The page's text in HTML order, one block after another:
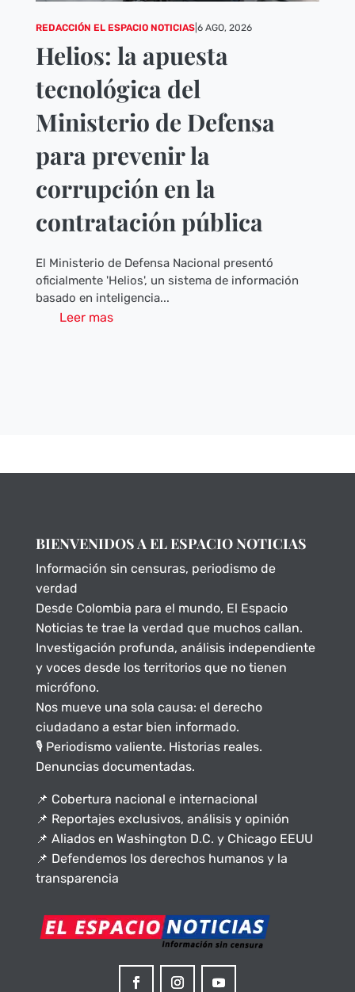
REDACCIÓN EL ESPACIO NOTICIAS| 6 AGO, 2026
Helios: la apuesta
tecnológica del
Ministerio de Defensa
para prevenir la
corrupción en la
contratación pública
El Ministerio de Defensa Nacional presentó
oficialmente 'Helios', un sistema de información
basado en inteligencia...
Leer mas
BIENVENIDOS A EL ESPACIO NOTICIAS
Información sin censuras, periodismo de
verdad
Desde Colombia para el mundo, El Espacio
Noticias te trae la verdad que muchos callan.
Investigación profunda, análisis independiente
y voces desde los territorios que no tienen
micrófono.
Nos mueve una sola causa: el derecho
ciudadano a estar bien informado.
🎙️ Periodismo valiente. Historias reales.
Denuncias documentadas.
📌 Cobertura nacional e internacional
📌 Reportajes exclusivos, análisis y opinión
📌 Aliados en Washington D.C. y Chicago EEUU
📌 Defendemos los derechos humanos y la
transparencia